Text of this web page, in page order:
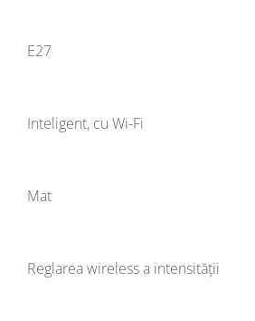
E27
Inteligent, cu Wi-Fi
Mat
Reglarea wireless a intensității